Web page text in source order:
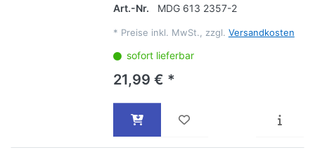
Art.-Nr. MDG 613 2357-2
* Preise inkl. MwSt., zzgl. Versandkosten
sofort lieferbar
21,99 € *